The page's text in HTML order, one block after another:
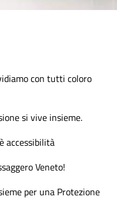
con tutti coloro
si vive insieme.
accessibilità
Veneto!
per una Protezione